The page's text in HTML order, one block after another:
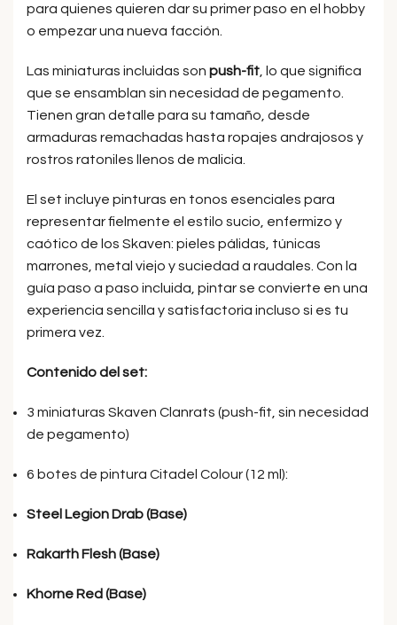
para quienes quieren dar su primer paso en el hobby
o empezar una nueva facción.
Las miniaturas incluidas son push-fit , lo que significa
que se ensamblan sin necesidad de pegamento.
Tienen gran detalle para su tamaño, desde
armaduras remachadas hasta ropajes andrajosos y
rostros ratoniles llenos de malicia.
El set incluye pinturas en tonos esenciales para
representar fielmente el estilo sucio, enfermizo y
caótico de los Skaven: pieles pálidas, túnicas
marrones, metal viejo y suciedad a raudales. Con la
guía paso a paso incluida, pintar se convierte en una
experiencia sencilla y satisfactoria incluso si es tu
primera vez.
Contenido del set:
3 miniaturas Skaven Clanrats (push-fit, sin necesidad
de pegamento)
6 botes de pintura Citadel Colour (12 ml):
Steel Legion Drab (Base)
Rakarth Flesh (Base)
Khorne Red (Base)